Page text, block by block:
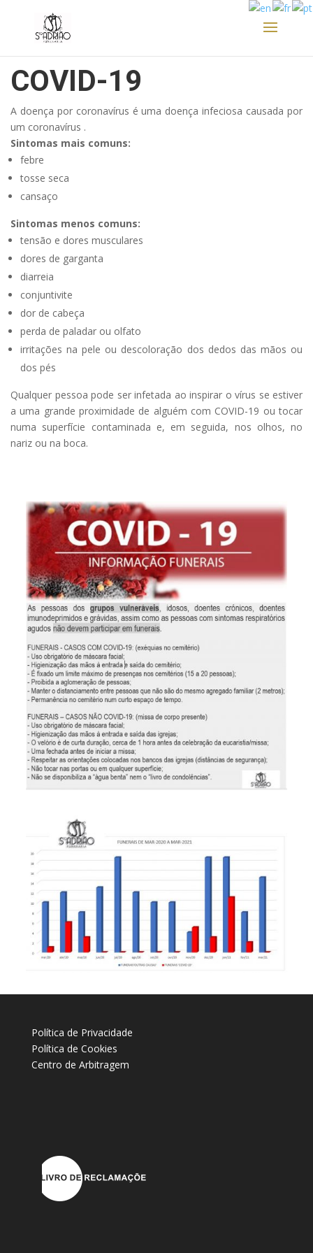
COVID-19
A doença por coronavírus é uma doença infeciosa causada por
um coronavírus .
Sintomas mais comuns:
febre
tosse seca
cansaço
Sintomas menos comuns:
tensão e dores musculares
dores de garganta
diarreia
conjuntivite
dor de cabeça
perda de paladar ou olfato
irritações na pele ou descoloração dos dedos das mãos ou
dos pés
Qualquer pessoa pode ser infetada ao inspirar o vírus se estiver
a uma grande proximidade de alguém com COVID-19 ou tocar
numa superfície contaminada e, em seguida, nos olhos, no
nariz ou na boca.
Política de Privacidade
Política de Cookies
Centro de Arbitragem